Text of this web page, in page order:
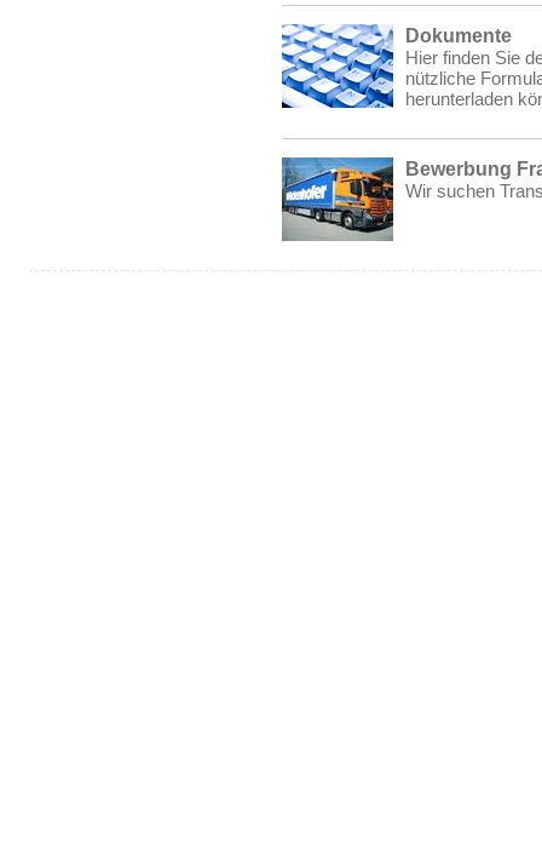
Dokumente
Hier finden Sie
nützliche
herunterladen
Bewerbung
Wir suchen